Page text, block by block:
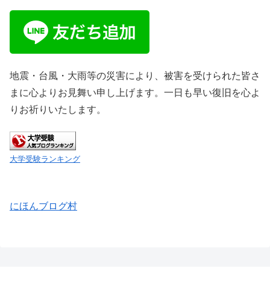
地震・台風・大雨等の災害により、被害を受けられた皆さ
まに心よりお見舞い申し上げます。一日も早い復旧を心よ
りお祈りいたします。
大学受験ランキング
にほんブログ村